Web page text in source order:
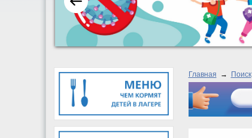
Главная → Поиск